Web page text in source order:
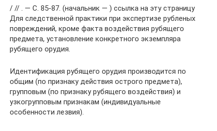
/ // . — С. 85-87. (начальник — ) ссылка на эту страницу
Для следственной практики при экспертизе рубленых
повреждений, кроме факта воздействия рубящего
предмета, установление конкретного экземпляра
рубящего орудия.
Идентификация рубящего орудия производится по
общим (по признаку действия острого предмета),
групповым (по признаку рубящего воздействия) и
узкогрупповым признакам (индивидуальные
особенности лезвия).